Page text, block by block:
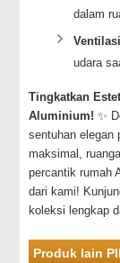
dalam
udara
Tingkatkan
Aluminium! ✨
sentuhan elegan
maksimal,
percantik rumah
dari kami!
koleksi lengkap
Produk lain